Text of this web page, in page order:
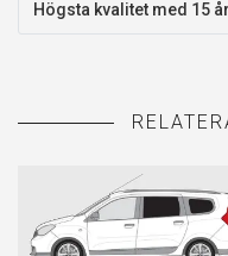
Högsta kvalitet med 15